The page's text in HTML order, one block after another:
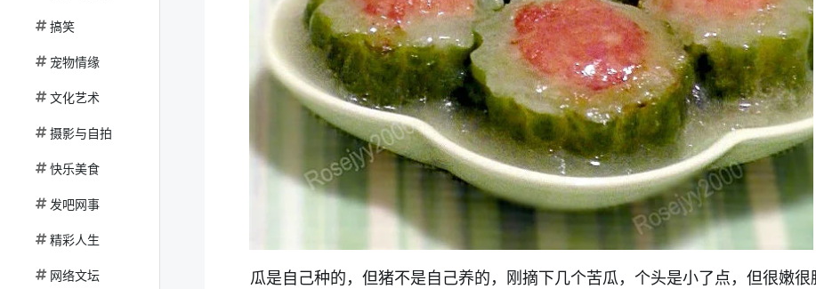
搞笑
宠物情缘
文化艺术
摄影与自拍
快乐美食
发吧网事
精彩人生
网络文坛
瓜是自己种的，但猪不是自己养的，刚摘下几个苦瓜，个头是小了点，但很嫩很